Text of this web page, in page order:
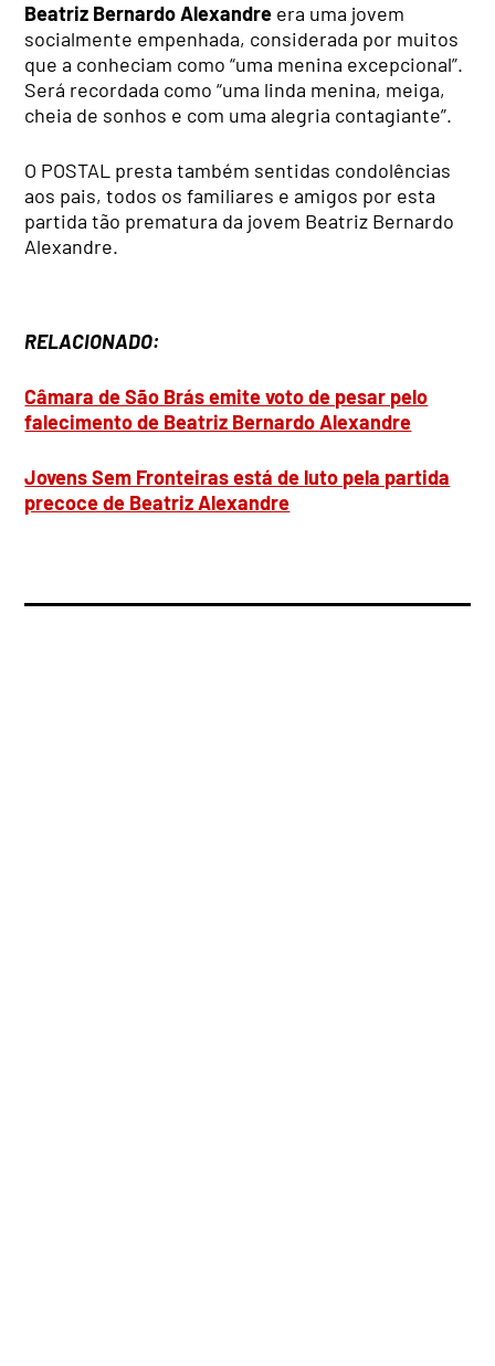
Beatriz Bernardo Alexandre era uma jovem
socialmente empenhada, considerada por muitos
que a conheciam como “uma menina excepcional”.
Será recordada como “uma linda menina, meiga,
cheia de sonhos e com uma alegria contagiante”.
O POSTAL presta também sentidas condolências
aos pais, todos os familiares e amigos por esta
partida tão prematura da jovem Beatriz Bernardo
Alexandre.
RELACIONADO:
Câmara de São Brás emite voto de pesar pelo
falecimento de Beatriz Bernardo Alexandre
Jovens Sem Fronteiras está de luto pela partida
precoce de Beatriz Alexandre